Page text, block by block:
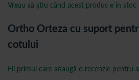
Ortho Orteza cu suport
cotului
Fii primul care adaugă o recenzie pentru
Vreau să știu când acest produs e în stoc